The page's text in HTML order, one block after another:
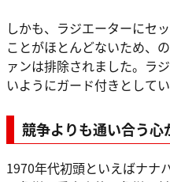
しかも、ラジエーターにセ
ことがほとんどないため、
ァンは排除されました。ラ
いようにガード付きとしてい
競争よりも通い合う心
1970年代初頭といえばナナ